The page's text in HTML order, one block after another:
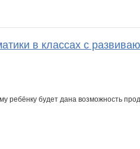
в классах с
ребёнку будет дана возможность